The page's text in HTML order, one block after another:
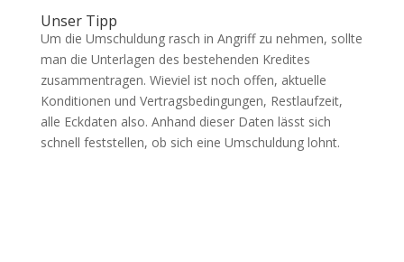
Unser Tipp
Um die Umschuldung rasch in Angriff zu nehmen, sollte
man die Unterlagen des bestehenden Kredites
zusammentragen. Wieviel ist noch offen, aktuelle
Konditionen und Vertragsbedingungen, Restlaufzeit,
alle Eckdaten also. Anhand dieser Daten lässt sich
schnell feststellen, ob sich eine Umschuldung lohnt.